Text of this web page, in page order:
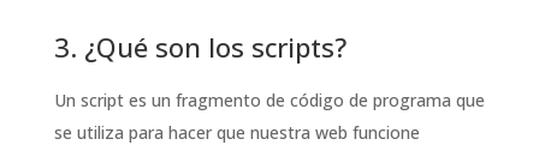
3. ¿Qué son los scripts?
Un script es un fragmento de código de programa que
se utiliza para hacer que nuestra web funcione